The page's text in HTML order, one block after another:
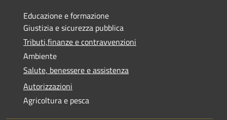
Educazione e formazione
Giustizia e sicurezza pubblica
Tributi,finanze e contravvenzioni
Ambiente
Salute, benessere e assistenza
Autorizzazioni
Agricoltura e pesca